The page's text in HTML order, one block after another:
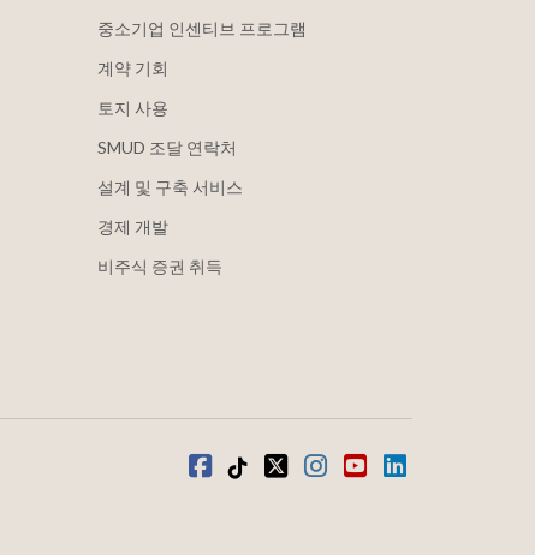
중소기업 인센티브 프로그램
계약 기회
토지 사용
SMUD 조달 연락처
설계 및 구축 서비스
경제 개발
비주식 증권 취득
Facebook
틱톡트위터인스타그램
유튜브LinkedIn